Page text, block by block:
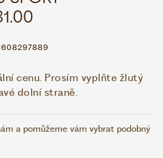
cenu. Prosím vyplňte žlutý
dolní straně.
a pomůžeme vám vybrat podobný